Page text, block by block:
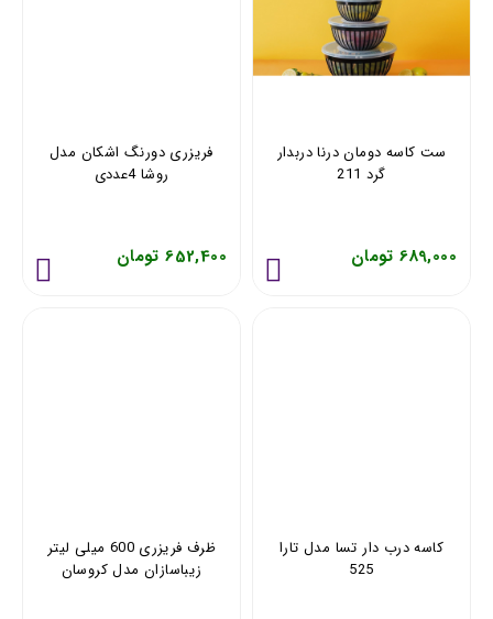
ست کاسه دومان درنا دربدار
گرد 211
689,000 تومان
فریزری دورنگ اشکان مدل
روشا 4عددی
652,400 تومان
کاسه درب دار تسا مدل تارا
525
ظرف فریزری 600 میلی لیتر
زیباسازان مدل کروسان